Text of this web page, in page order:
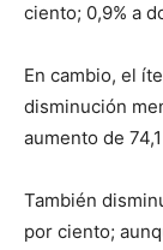
ciento; 0,9% a
En cambio, el
disminución
aumento de
También
por ciento;